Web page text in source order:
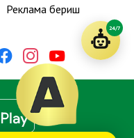
Реклама бериш
24/7